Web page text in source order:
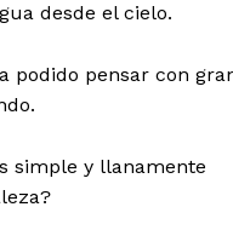
desde el cielo.
podido pensar con
simple y llanamente